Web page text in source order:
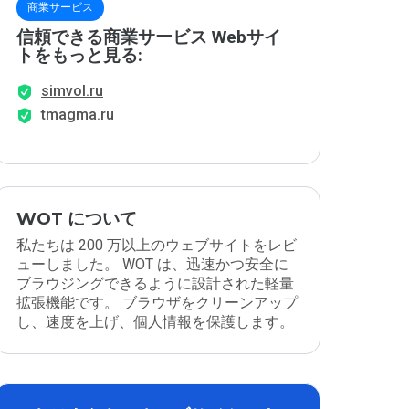
商業サービス
信頼できる商業サービス Webサイ
トをもっと見る:
simvol.ru
tmagma.ru
WOT について
私たちは 200 万以上のウェブサイトをレビ
ューしました。 WOT は、迅速かつ安全に
ブラウジングできるように設計された軽量
拡張機能です。 ブラウザをクリーンアップ
し、速度を上げ、個人情報を保護します。